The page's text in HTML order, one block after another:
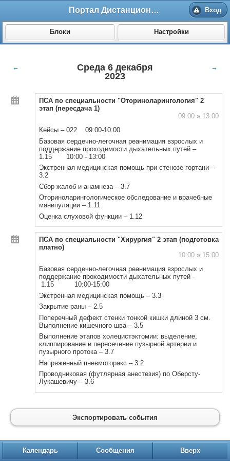
Портал Дистанционного обучения ВолгГМУ Вход
Блоки Настройки
←
Среда 6 декабря
2023
→
ПСА по специальности "Оториноларингология" 2
этап (пересдача 1)
09:00 »13:00
Кейсы – 022 09:00-10:00
Базовая сердечно-легочная реанимация взрослых и
поддержание проходимости дыхательных путей –
1.15 10:00 - 13:00
Экстренная медицинская помощь при стенозе гортани –
3.2
Сбор жалоб и анамнеза – 3.7
Оториноларингологическое обследование и врачебные
манипуляции – 1.11
Оценка слуховой функции – 1.12
ПСА по специальности "Хирургия" 2 этап (подготовка
платно)
10:00 »15:00
Базовая сердечно-легочная реанимация взрослых и
поддержание проходимости дыхательных путей -
1.15 10:00-15:00
Экстренная медицинская помощь – 3.3
Закрытие раны – 2.5
Поперечный дефект стенки тонкой кишки длиной 3 см.
Выполнение кишечного шва – 3.5
Выполнение этапов холецистэктомии: выделение,
клиппирование и пересечение пузырной артерии и
пузырного протока – 3.7
Напряженный пневмоторакс – 3.2
Проводниковая (футлярная анестезия) по Оберсту-
Лукашевичу – 3.6
Экспортировать события
Календарь Сообщения Вверх